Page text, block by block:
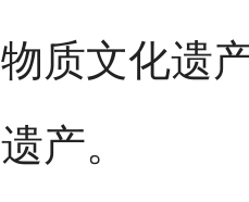
物质文化遗
遗产。